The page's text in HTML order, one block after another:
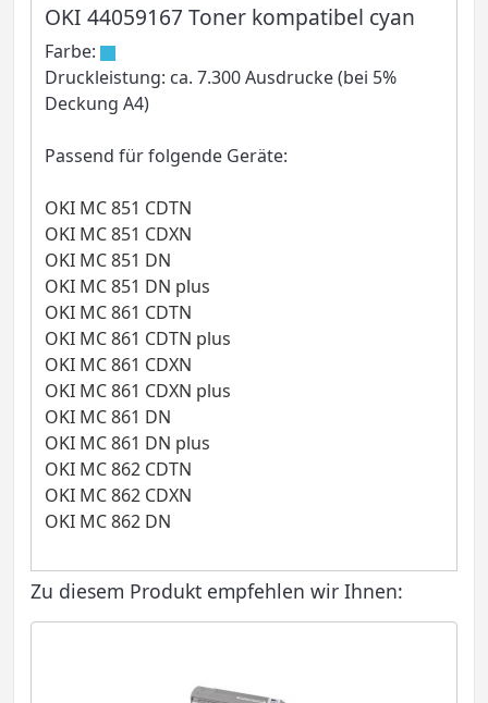
OKI 44059167 Toner kompatibel cyan
Farbe:
Druckleistung: ca. 7.300 Ausdrucke (bei 5%
Deckung A4)
Passend für folgende Geräte:
OKI MC 851 CDTN
OKI MC 851 CDXN
OKI MC 851 DN
OKI MC 851 DN plus
OKI MC 861 CDTN
OKI MC 861 CDTN plus
OKI MC 861 CDXN
OKI MC 861 CDXN plus
OKI MC 861 DN
OKI MC 861 DN plus
OKI MC 862 CDTN
OKI MC 862 CDXN
OKI MC 862 DN
Zu diesem Produkt empfehlen wir Ihnen: